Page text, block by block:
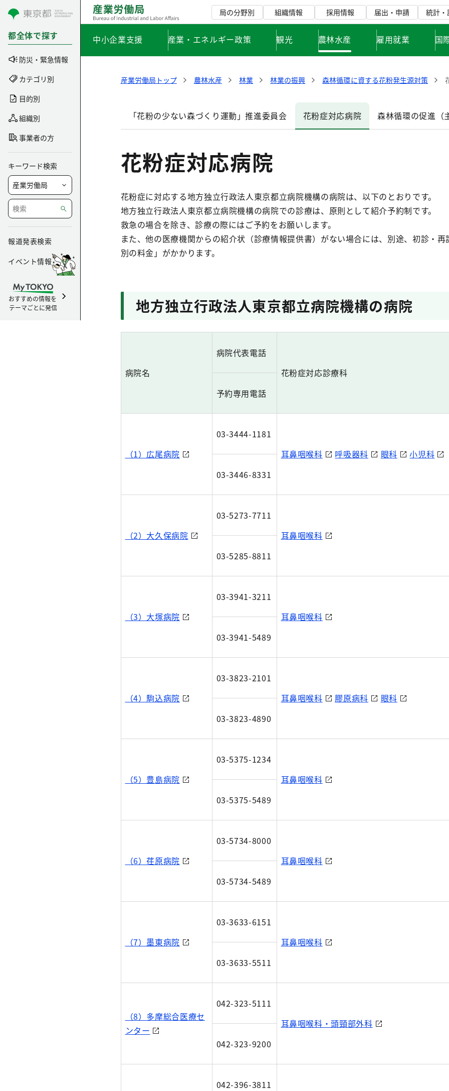
コンテンツにスキップ
都全体で探す
防災・緊急情報
カテゴリ別
目的別
組織別
事業者の方
キーワード検索
報道発表検索
イベント情報
おすすめの情報を
テーマごとに発信
局の分野別 組織情報 採用情報 届出・申請 統計・
中小企業支援 産業・エネルギー政策 観光 農林水産 雇用就業 国
産業労働局トップ 農林水産 林業 林業の振興 森林循環に資する花粉発生源対策
「花粉の少ない森づくり運動」推進委員会 花粉症対応病院 森林循環の促進（
花粉症対応病院
花粉症に対応する地方独立行政法人東京都立病院機構の病院は、以下のとおりです。
地方独立行政法人東京都立病院機構の病院での診療は、原則として紹介予約制です。
救急の場合を除き、診療の際にはご予約をお願いします。
また、他の医療機関からの紹介状（診療情報提供書）がない場合には、別途、初診・再
別の料金」がかかります。
地方独立行政法人東京都立病院機構の病院
病院名
病院代表電話
花粉症対応診療科
予約専用電話
（1）広尾病院
03-3444-1181
耳鼻咽喉科
呼吸器科 眼科
小児科
03-3446-8331
（2）大久保病院
03-5273-7711
耳鼻咽喉科
03-5285-8811
（3）大塚病院
03-3941-3211
耳鼻咽喉科
03-3941-5489
（4）駒込病院
03-3823-2101
耳鼻咽喉科
膠原病科
眼科
03-3823-4890
（5）豊島病院
03-5375-1234
耳鼻咽喉科
03-5375-5489
（6）荏原病院
03-5734-8000
耳鼻咽喉科
03-5734-5489
（7）墨東病院
03-3633-6151
耳鼻咽喉科
03-3633-5511
（8）多摩総合医療セ
ンター
042-323-5111
耳鼻咽喉科・頭頸部外科
042-323-9200
042-396-3811